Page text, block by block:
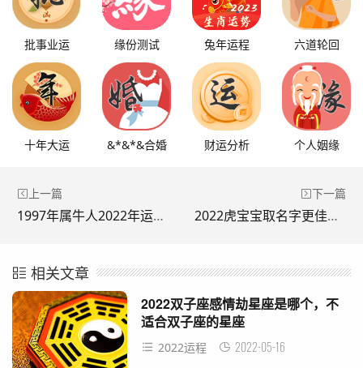
批事业运 缘份测试 兔年运程 六道轮回
十年大运 &*&*&合婚 财运分析 个人姻缘
上一篇
1997年属牛人2022年运势，1997年属牛运势2021年运势
下一篇
2022虎宝宝取名字更佳字，2022年属虎女宝宝取名大全
相关文章
2022双子座感情劫星座是哪个，不
适合双子座的星座
2022运程 2022-05-16